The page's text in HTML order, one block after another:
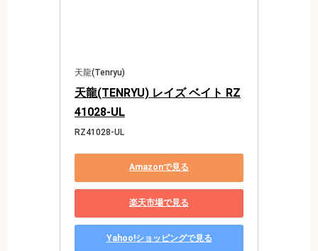
天龍(Tenryu)
天龍(TENRYU) レイズ ベイト RZ
41028-UL
RZ41028-UL
Amazonで見る
楽天市場で見る
Yahoo!ショッピングで見る